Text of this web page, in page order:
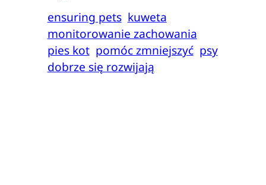
ensuring pets kuweta
monitorowanie zachowania
pies kot pomóc zmniejszyć psy
dobrze się rozwijają